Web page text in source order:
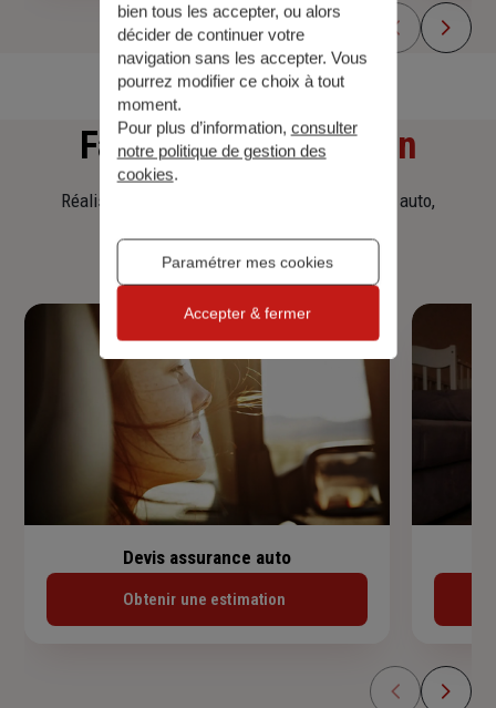
Faitesune simulation
Réalisez une simulation tarifaire d'assurance, auto,
Devis assurance auto
Obtenir une estimation
bien tous les accepter, ou alors
décider de continuer votre
navigation sans les accepter. Vous
pourrez modifier ce choix à tout
moment.
Pour plus d’information, consulter
notre politique de gestion des
cookies.
Paramétrer mes cookies
Accepter & fermer